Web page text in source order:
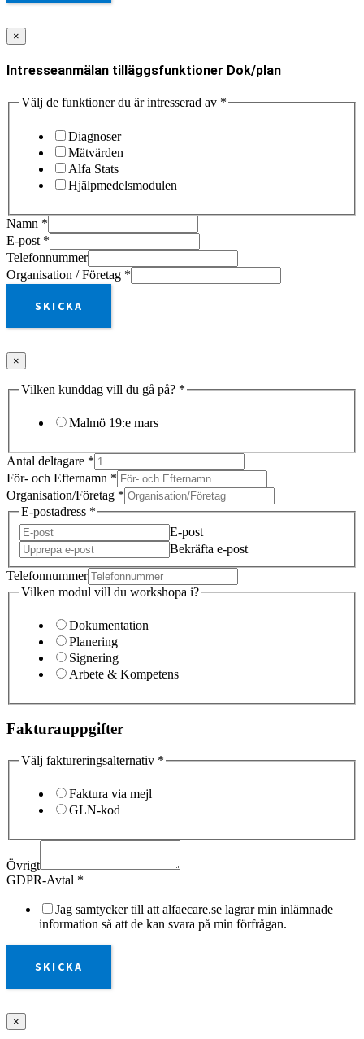
×
Intresseanmälan tilläggsfunktioner Dok/plan
Välj de funktioner du är intresserad av *
Diagnoser
Mätvärden
Alfa Stats
Hjälpmedelsmodulen
Namn *
E-post *
Telefonnummer
Organisation / Företag *
SKICKA
×
Vilken kunddag vill du gå på? *
Malmö 19:e mars
Antal deltagare *
För- och Efternamn *
Organisation/Företag *
E-postadress *
E-post
Bekräfta e-post
Telefonnummer
Vilken modul vill du workshopa i?
Dokumentation
Planering
Signering
Arbete & Kompetens
Fakturauppgifter
Välj faktureringsalternativ *
Faktura via mejl
GLN-kod
Övrigt
GDPR-Avtal *
Jag samtycker till att alfaecare.se lagrar min inlämnade
information så att de kan svara på min förfrågan.
SKICKA
×